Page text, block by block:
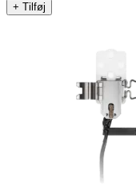
+ Tilføj